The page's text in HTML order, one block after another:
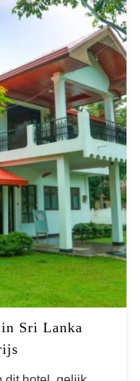
in Sri
Sri Lanka